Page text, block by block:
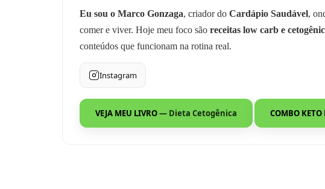
Eu sou o Marco Gonzaga, criador do Cardápio Saudável,
comer e viver. Hoje meu foco são receitas low carb e
conteúdos que funcionam na rotina real.
Instagram
VEJA MEU LIVRO— Dieta Cetogênica COMBO KETO